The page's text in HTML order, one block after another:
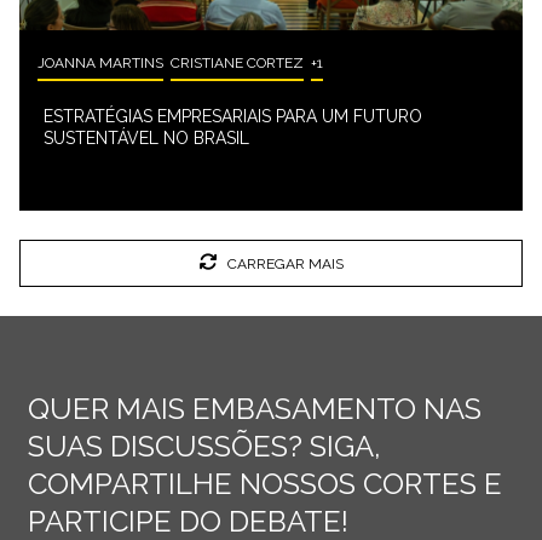
JOANNA MARTINS CRISTIANE CORTEZ +1
ESTRATÉGIAS EMPRESARIAIS PARA UM FUTURO
SUSTENTÁVEL NO BRASIL
CARREGAR MAIS
QUER MAIS EMBASAMENTO NAS
SUAS DISCUSSÕES? SIGA,
COMPARTILHE NOSSOS CORTES E
PARTICIPE DO DEBATE!